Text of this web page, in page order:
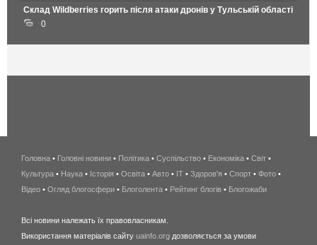
Склад Wildberries горить після атаки дронів у Тульській області
0
беспроводной
интернет
киев
wimax
Головна • Головні новини • Політика • Суспільство • Економіка • Світ •
Культура • Наука • Історія • Освіта • Авто • IT • Здоров'я • Спорт • Фото •
Відео • Огляд блогосфери • Блоголента • Рейтинг блогів • Блогожаби
Всі новини належать їх правовласникам.
Використання матеріалів сайту uainfo.org дозволяється за умови